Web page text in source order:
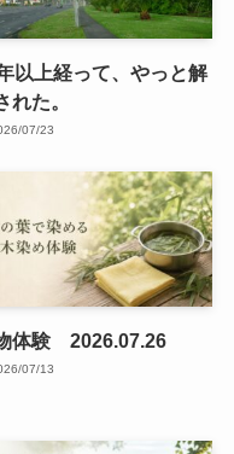
以上経って、やっと解
れた。
07/23
体験 2026.07.26
07/13